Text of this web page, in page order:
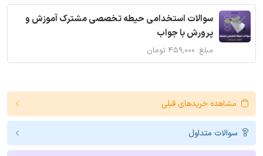
سوالات استخدامی حیطه تخصصی مشترک آموزش و
پرورش با جواب
مبلغ: ۴۵۹,۰۰۰ تومان
مشاهده خریدهای قبلی
سوالات متداول